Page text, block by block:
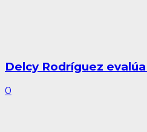
Delcy Rodríguez
0